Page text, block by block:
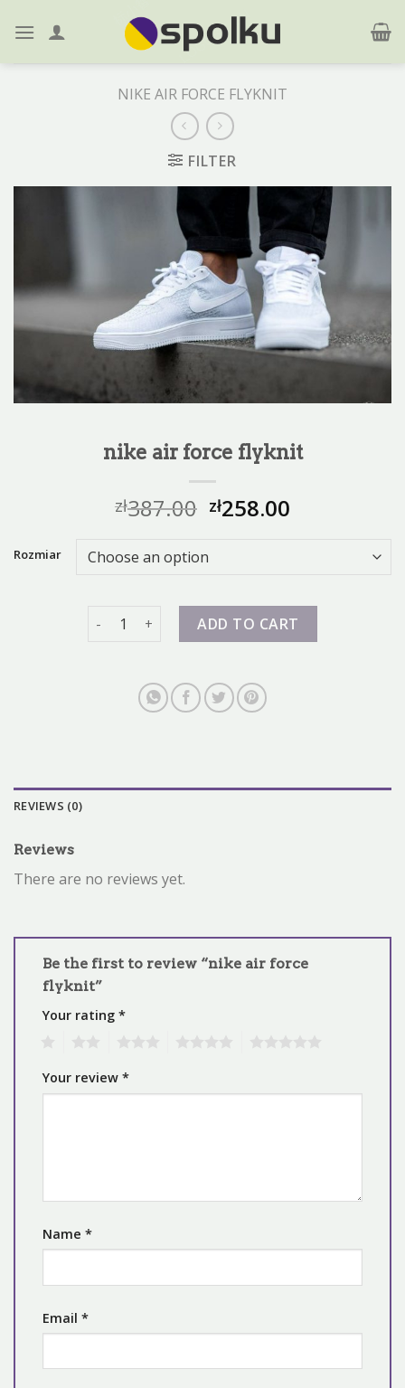
NIKE AIR FORCE FLYKNIT
FILTER
nike air force flyknit
zł387.00 zł258.00
Rozmiar
nike air force flyknit quantity
ADD TO CART
REVIEWS (0)
Reviews
There are no reviews yet.
Be the first to review “nike air force
flyknit”
Your rating *
Your review *
Name *
Email *